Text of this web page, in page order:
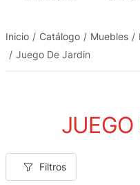
Inicio Catálogo Muebles
Juego De Jardin
JUEGO
Filtros